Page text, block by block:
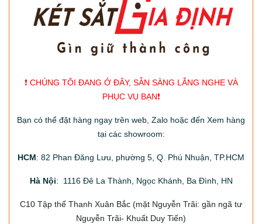
❗️ CHÚNG TÔI ĐANG Ở ĐÂY, SẴN SÀNG LẮNG NGHE VÀ
PHỤC VỤ BẠN❗️
Bạn có thể đặt hàng ngay trên web, Zalo hoặc đến Xem hàng
tại các showroom:
HCM: 82 Phan Đăng Lưu, phường 5, Q. Phú Nhuận, TP.HCM
Hà Nội: 1116 Đê La Thành, Ngọc Khánh, Ba Đình, HN
C10 Tập thể Thanh Xuân Bắc (mặt Nguyễn Trãi: gần ngã tư
Nguyễn Trãi- Khuất Duy Tiến)